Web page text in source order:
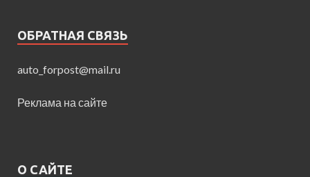
ОБРАТНАЯ СВЯЗЬ
auto_forpost@mail.ru
Реклама на сайте
О САЙТЕ